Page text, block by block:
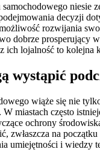
samochodowego
decyzji
rozwijania
dobrze prosperujący
ich lojalność to kolejna
wystąpić
wiąże się nie
miastach często
ochrony
zwłaszcza na
umiejętności i